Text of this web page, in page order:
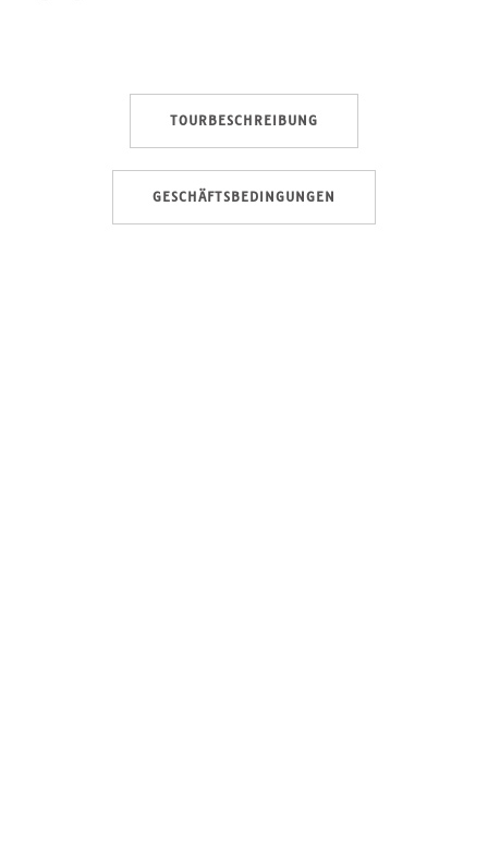
TOURBESCHREIBUNG
GESCHÄFTSBEDINGUNGEN